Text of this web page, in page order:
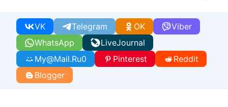
WhatsApp
VK Telegram Viber
OK
LiveJournal
My@Mail.Ru0 Pinterest
Reddit
Blogger